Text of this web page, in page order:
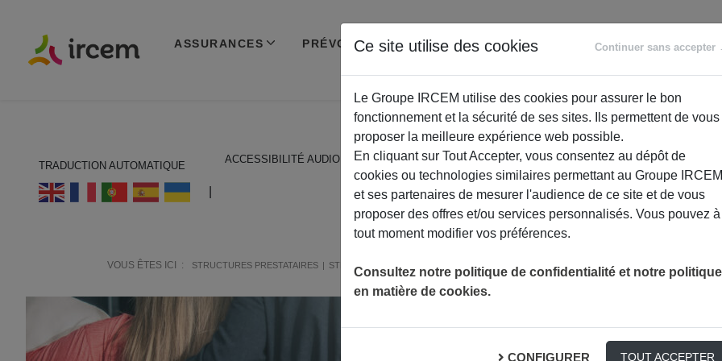
ASSURANCES PRÉVOYANCE RETRAITE
ACCOMPAGNEMENT
TRADUCTION AUTOMATIQUE
ACCESSIBILITÉ AUDIO
VOUS ÊTES ICI : STRUCTURES PRESTATAIRES STRUCTURES DÉSIGNATION DE LA CAISSE DE RETRAITE
Ce site utilise des cookies Continuer sans accepter
Le Groupe IRCEM utilise des cookies pour assurer le bon
fonctionnement et la sécurité de ses sites. Ils permettent de vous
proposer la meilleure expérience web possible.
En cliquant sur Tout Accepter, vous consentez au dépôt de
cookies ou technologies similaires permettant au Groupe IRCEM
et ses partenaires de mesurer l'audience de ce site et de vous
proposer des offres et/ou services personnalisés. Vous pouvez à
tout moment modifier vos préférences.
Consultez notre politique de confidentialité et notre politique
en matière de cookies.
CONFIGURER TOUT ACCEPTER